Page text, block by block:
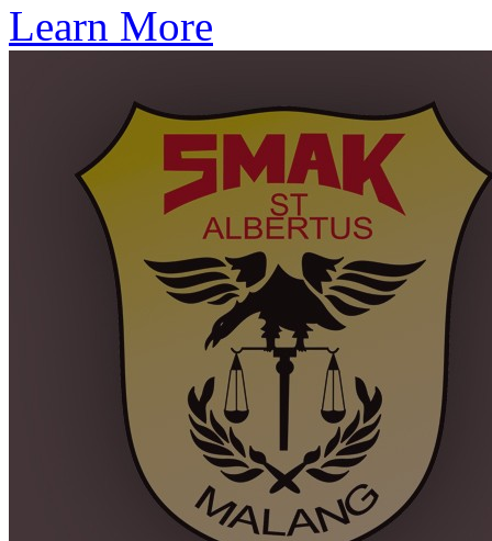
Learn More